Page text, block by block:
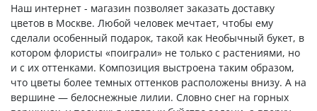
Наш интернет - магазин позволяет заказать доставку
цветов в Москве. Любой человек мечтает, чтобы ему
сделали особенный подарок, такой как Необычный букет, в
котором флористы «поиграли» не только с растениями, но
и с их оттенками. Композиция выстроена таким образом,
что цветы более темных оттенков расположены внизу. А на
вершине — белоснежные лилии. Словно снег на горных